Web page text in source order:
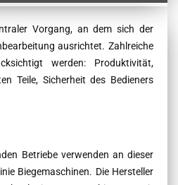
Vorgang, an dem sich der
ausrichtet. Zahlreiche
werden: Produktivität,
Teile, Sicherheit des Bedieners
Betriebe verwenden an dieser
Biegemaschinen. Die Hersteller